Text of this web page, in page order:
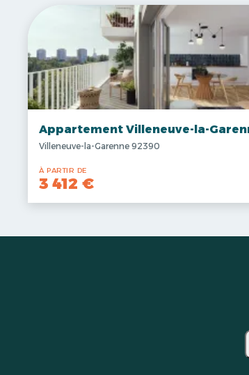
Appartement Villeneuve-la-
Villeneuve-la-Garenne 92390
À PARTIR DE
3 412 €